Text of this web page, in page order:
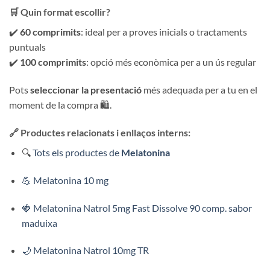
🛒 Quin format escollir?
✔️ 60 comprimits: ideal per a proves inicials o tractaments
puntuals
✔️ 100 comprimits: opció més econòmica per a un ús regular
Potsseleccionar la presentació més adequada per a tu en el
moment de la compra 🛍️.
🔗 Productes relacionats i enllaços interns:
🔍Tots els productes de Melatonina
💪 Melatonina 10 mg
🍓 Melatonina Natrol 5mg Fast Dissolve 90 comp. sabor
maduixa
🌙 Melatonina Natrol 10mg TR